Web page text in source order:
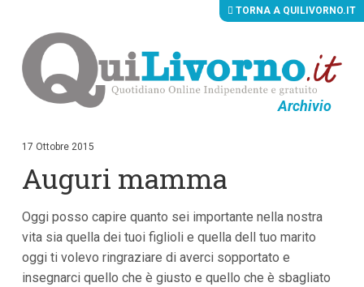
Archivio
i
c
n
t
e
n
t
TORNA A QUILIVORNO.IT
17 Ottobre 2015
Auguri mamma
Oggi posso capire quanto sei importante nella nostra
vita sia quella dei tuoi figlioli e quella dell tuo marito
oggi ti volevo ringraziare di averci sopportato e
insegnarci quello che è giusto e quello che è sbagliato